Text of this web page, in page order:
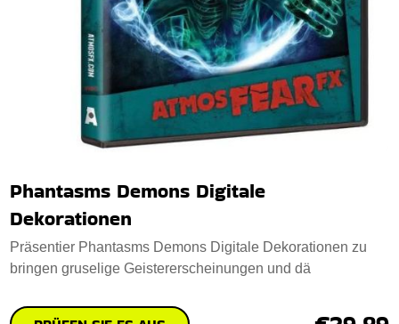
Phantasms Demons Digitale
Dekorationen
Präsentier Phantasms Demons Digitale Dekorationen zu
bringen gruselige Geistererscheinungen und dä